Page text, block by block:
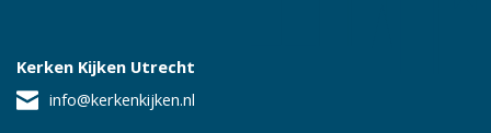
Kerken Kijken Utrecht
info@kerkenkijken.nl